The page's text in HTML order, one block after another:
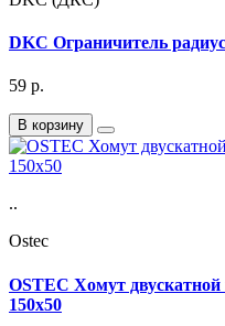
DKC Ограничитель
59 р.
В корзину
..
Ostec
OSTEC Хомут
150х50